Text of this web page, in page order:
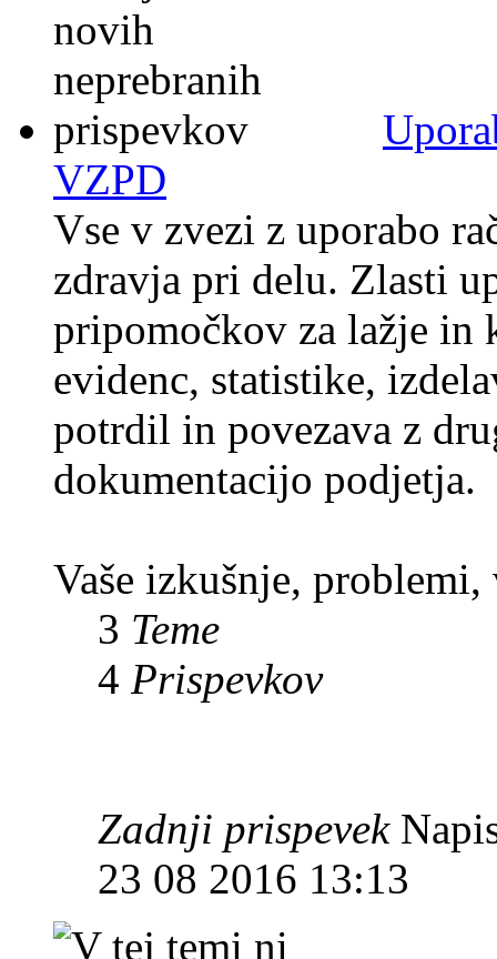
VZPD
Vse v zvezi z uporabo
zdravja pri delu. Zlasti
pripomočkov za lažje in
evidenc, statistike,
potrdil in povezava z
dokumentacijo podjetja.
Vaše izkušnje,
3 Teme
4 Prispevkov
Zadnji prispevek
23 08 2016 13:13